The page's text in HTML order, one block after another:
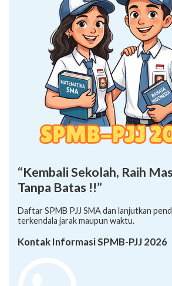
“Kembali Sekolah, Raih
Tanpa Batas !!”
Daftar SPMB PJJ SMA dan lanjutkan
terkendala jarak maupun waktu.
Kontak Informasi SPMB-PJJ 2026